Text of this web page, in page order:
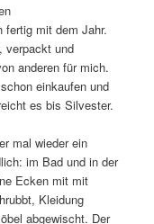
fertig mit dem Jahr.
verpackt und
anderen für mich.
einkaufen und
es bis Silvester.
mal wieder ein
im Bad und in der
Ecken mit mit
Kleidung
abgewischt. Der